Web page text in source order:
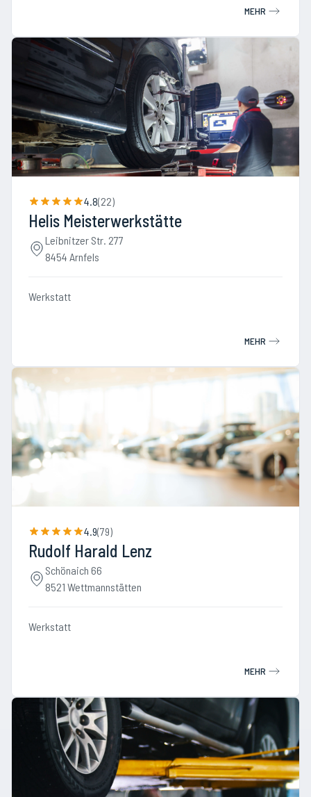
MEHR
4.8(22)
Helis Meisterwerkstätte
Leibnitzer Str. 277
8454 Arnfels
Werkstatt
MEHR
4.9(79)
Rudolf Harald Lenz
Schönaich 66
8521 Wettmannstätten
Werkstatt
MEHR